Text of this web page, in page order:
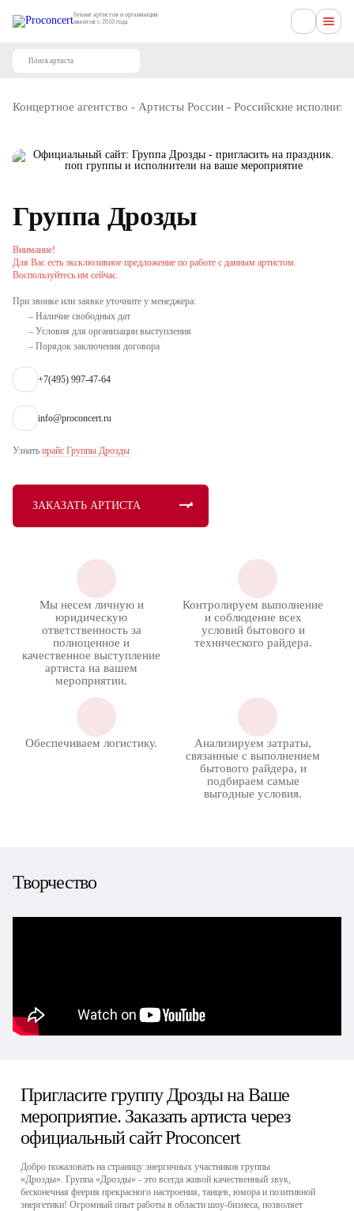
букинг артистов и организация
ивентов с 2010 года
Концертное агентство - Артисты России - Российские
Группа Дрозды
Внимание!
Для Вас есть эксклюзивное предложение по работе с данным артистом.
Воспользуйтесь им сейчас.
При звонке или заявке уточните у менеджера:
– Наличие свободных дат
– Условия для организации выступления
– Порядок заключения договора
+7(495) 997-47-64
info@proconcert.ru
Узнать прайс Группы Дрозды
ЗАКАЗАТЬ АРТИСТА
Мы несем личную и
юридическую
ответственность за
полноценное и
качественное выступление
артиста на вашем
мероприятии.
Контролируем выполнение
и соблюдение всех
условий бытового и
технического райдера.
Обеспечиваем логистику.
Анализируем затраты,
связанные с выполнением
бытового райдера, и
подбираем самые
выгодные условия.
Творчество
Пригласите группу Дрозды на Ваше
мероприятие. Заказать артиста через
официальный сайт Proconcert
Добро пожаловать на страницу энергичных участников группы
«Дрозды». Группа «Дрозды» - это всегда живой качественный звук,
бесконечная феерия прекрасного настроения, танцев, юмора и позитивной
энергетики! Огромный опыт работы в области шоу-бизнеса, позволяет